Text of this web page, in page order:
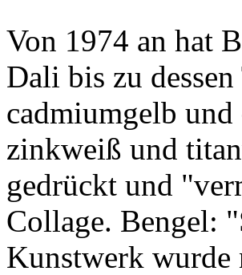
Von 1974 an hat
Dali bis zu
cadmiumgelb
zinkweiß und
gedrückt und
Collage. Bengel:
Kunstwerk wurde